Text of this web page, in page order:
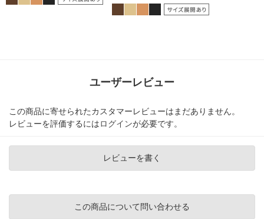
ユーザーレビュー
この商品に寄せられたカスタマーレビューはまだありません。
レビューを評価するにはログインが必要です。
レビューを書く
この商品について問い合わせる